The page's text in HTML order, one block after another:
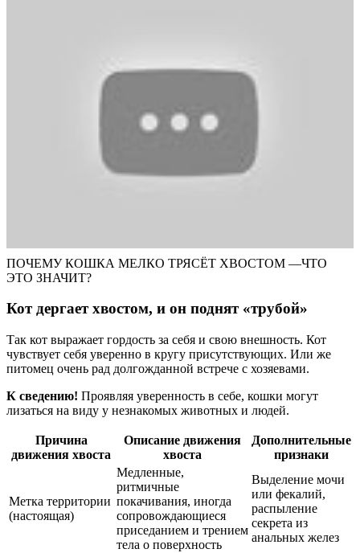
ПОЧЕМУ КОШКА МЕЛКО ТРЯСЁТ ХВОСТОМ —ЧТО
ЭТО ЗНАЧИТ?
Кот дергает хвостом, и он поднят «трубой»
Так кот выражает гордость за себя и свою внешность. Кот
чувствует себя уверенно в кругу присутствующих. Или же
питомец очень рад долгожданной встрече с хозяевами.
К сведению! Проявляя уверенность в себе, кошки могут
лизаться на виду у незнакомых животных и людей.
Причина
движения хвоста
Описание движения
хвоста
Дополнительные
признаки
Метка территории
(настоящая)
Медленные,
ритмичные
покачивания, иногда
сопровождающиеся
приседанием и трением
тела о поверхность
Выделение мочи
или фекалий,
распыление
секрета из
анальных желез